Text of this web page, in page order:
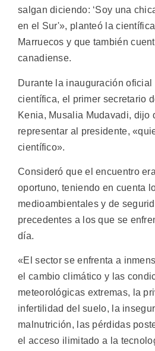
salgan diciendo: ‘Soy una
en el Sur'», planteó la
Marruecos y que también
canadiense.
Durante la inauguración oficial
científica, el primer secretario
Kenia, Musalia Mudavadi, dijo
representar al presidente,
científico».
Consideró que el encuentro
oportuno, teniendo en cuenta
medioambientales y de
precedentes a los que se
día.
«El sector se enfrenta a
el cambio climático y las
meteorológicas extremas, la
infertilidad del suelo, la
malnutrición, las pérdidas
el acceso ilimitado a la